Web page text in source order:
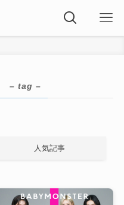
– tag –
人気記事